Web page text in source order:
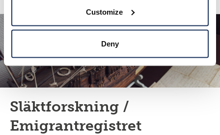
Customize
Deny
Släktforskning /
Emigrantregistret